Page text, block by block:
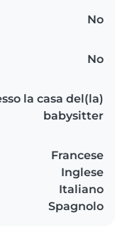
No
No
la casa del(la)
babysitter
Francese
Inglese
Italiano
Spagnolo